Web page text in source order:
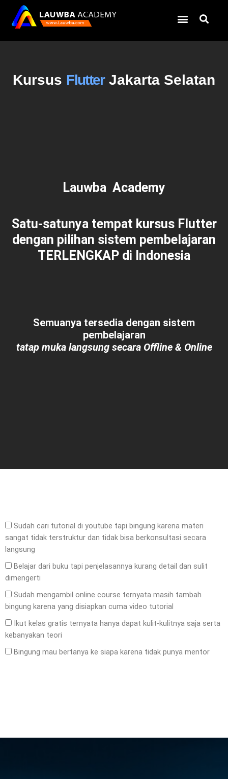
Kursus Flutter Jakarta Selatan
Lauwba Academy
Satu-satunya tempat kursus Flutter
dengan pilihan sistem pembelajaran
TERLENGKAP di Indonesia
Semuanya tersedia dengan sistem
pembelajaran
tatap muka langsung secara Offline & Online
Sudah cari tutorial di youtube tapi bingung karena materi
sangat tidak terstruktur dan tidak bisa berkonsultasi secara
langsung
Belajar dari buku tapi penjelasannya kurang detail dan sulit
dimengerti
Sudah mengambil online course ternyata masih tambah
bingung karena yang disiapkan cuma video tutorial
Ikut kelas gratis ternyata hanya dapat kulit-kulitnya saja serta
kebanyakan teori
Bingung mau bertanya ke siapa karena tidak punya mentor